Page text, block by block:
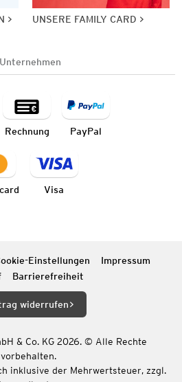
UNSERE FAMILY CARD
Unternehmen
Rechnung PayPal
Visa
Einstellungen
Impressum
Barrierefreiheit
widerrufen
& Co. KG 2026. © Alle Rechte
vorbehalten.
inklusive der Mehrwertsteuer, zzgl.